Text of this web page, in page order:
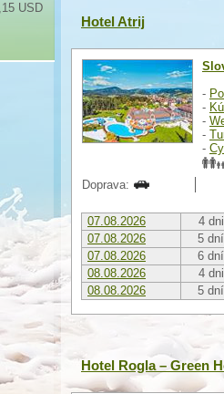
Hotel Atrij
-
-
-
-
-
Doprava:
07.08.2026
4 dni
07.08.2026
5 dní
07.08.2026
6 dní
08.08.2026
4 dni
08.08.2026
5 dní
Hotel Rogla – Green
USD